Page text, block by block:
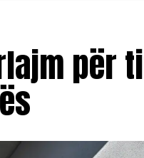
për